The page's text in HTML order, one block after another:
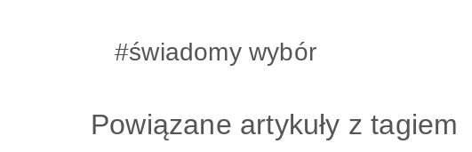
#świadomy wybór
Powiązane artykuły z tagiem